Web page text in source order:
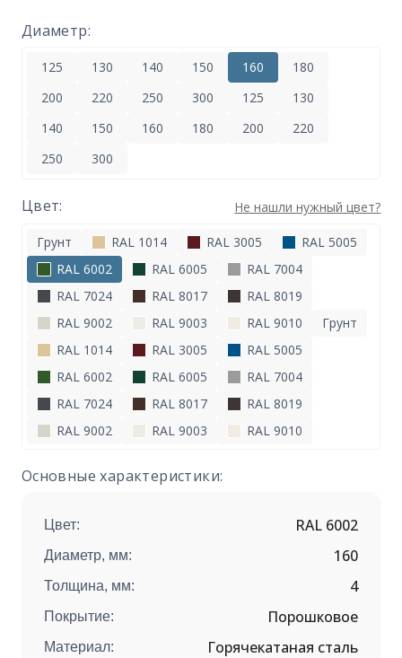
Диаметр:
125 130 140 150 160
180
200
220 250 300 125
130
140
150 160 180 200
220
250
300
Цвет: Не нашли нужный цвет?
Грунт RAL 1014 RAL 3005
RAL 5005
RAL 6002
RAL 6005
RAL 7004
RAL 7024
RAL 8017
RAL 8019
RAL 9002
RAL 9003 RAL 9010
Грунт
RAL 1014
RAL 3005
RAL 5005
RAL 6002
RAL 6005
RAL 7004
RAL 7024
RAL 8017
RAL 8019
RAL 9002
RAL 9003 RAL 9010
Основные характеристики:
Цвет: RAL 6002
Диаметр, мм: 160
Толщина, мм: 4
Покрытие: Порошковое
Материал: Горячекатаная сталь